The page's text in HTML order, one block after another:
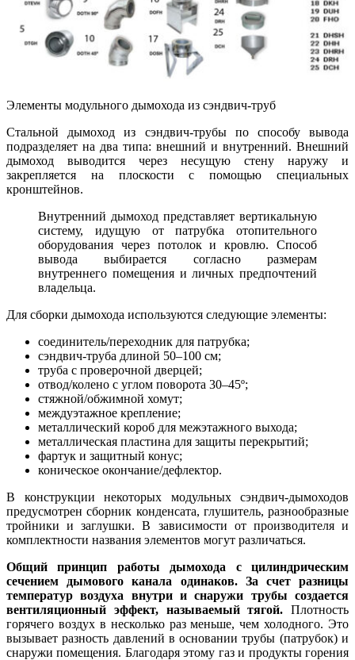
Элементы модульного дымохода из сэндвич-труб
Стальной дымоход из сэндвич-трубы по способу вывода
подразделяет на два типа: внешний и внутренний. Внешний
дымоход выводится через несущую стену наружу и
закрепляется на плоскости с помощью специальных
кронштейнов.
Внутренний дымоход представляет вертикальную
систему, идущую от патрубка отопительного
оборудования через потолок и кровлю. Способ
вывода выбирается согласно размерам
внутреннего помещения и личных предпочтений
владельца.
Для сборки дымохода используются следующие элементы:
соединитель/переходник для патрубка;
сэндвич-труба длиной 50–100 см;
труба с проверочной дверцей;
отвод/колено с углом поворота 30–45º;
стяжной/обжимной хомут;
междуэтажное крепление;
металлический короб для межэтажного выхода;
металлическая пластина для защиты перекрытий;
фартук и защитный конус;
коническое окончание/дефлектор.
В конструкции некоторых модульных сэндвич-дымоходов
предусмотрен сборник конденсата, глушитель, разнообразные
тройники и заглушки. В зависимости от производителя и
комплектности названия элементов могут различаться.
Общий принцип работы дымохода с цилиндрическим
сечением дымового канала одинаков. За счет разницы
температур воздуха внутри и снаружи трубы создается
вентиляционный эффект, называемый тягой. Плотность
горячего воздух в несколько раз меньше, чем холодного. Это
вызывает разность давлений в основании трубы (патрубок) и
снаружи помещения. Благодаря этому газ и продукты горения